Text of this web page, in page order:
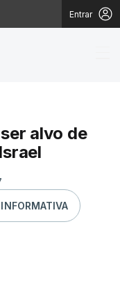
Entrar
volta
alvo de